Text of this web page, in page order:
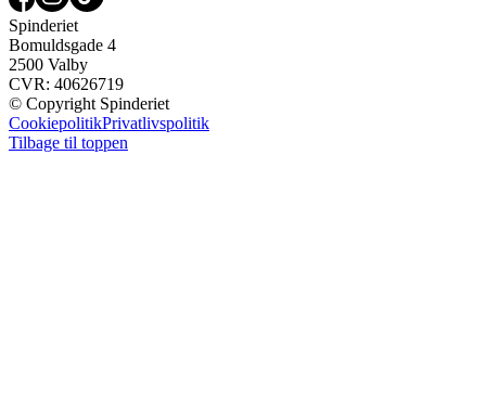
Spinderiet
Bomuldsgade 4
2500 Valby
CVR: 40626719
© Copyright Spinderiet
CookiepolitikPrivatlivspolitik
Tilbage til toppen